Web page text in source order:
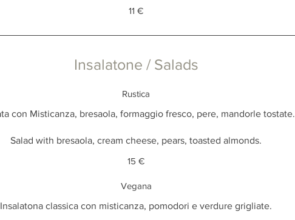
11 €
Insalatone / Salads
Rustica
con Misticanza, bresaola, formaggio fresco, pere, mandorle tostate.
Salad with bresaola, cream cheese, pears, toasted almonds.
15 €
Vegana
Insalatona classica con misticanza, pomodori e verdure grigliate.